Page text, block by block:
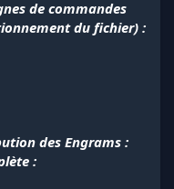
de commandes
du fichier) :
des Engrams :
: